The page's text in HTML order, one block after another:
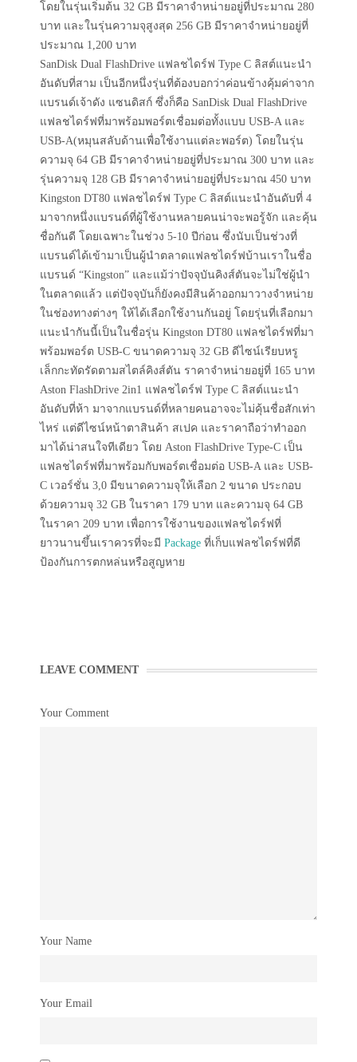
โดยในรุ่นเริ่มต้น 32 GB มีราคาจำหน่ายอยู่ที่ประมาณ 280
บาท และในรุ่นความจุสูงสุด 256 GB มีราคาจำหน่ายอยู่ที่
ประมาณ 1,200 บาท
SanDisk Dual FlashDrive แฟลชไดร์ฟ Type C ลิสต์แนะนำ
อันดับที่สาม เป็นอีกหนึ่งรุ่นที่ต้องบอกว่าค่อนข้างคุ้มค่าจาก
แบรนด์เจ้าดัง แซนดิสก์ ซึ่งก็คือ SanDisk Dual FlashDrive
แฟลชไดร์ฟที่มาพร้อมพอร์ตเชื่อมต่อทั้งแบบ USB-A และ
USB-A(หมุนสลับด้านเพื่อใช้งานแต่ละพอร์ต) โดยในรุ่น
ความจุ 64 GB มีราคาจำหน่ายอยู่ที่ประมาณ 300 บาท และ
รุ่นความจุ 128 GB มีราคาจำหน่ายอยู่ที่ประมาณ 450 บาท
Kingston DT80 แฟลชไดร์ฟ Type C ลิสต์แนะนำอันดับที่ 4
มาจากหนึ่งแบรนด์ที่ผู้ใช้งานหลายคนน่าจะพอรู้จัก และคุ้น
ชื่อกันดี โดยเฉพาะในช่วง 5-10 ปีก่อน ซึ่งนับเป็นช่วงที่
แบรนด์ได้เข้ามาเป็นผู้นำตลาดแฟลชไดร์ฟบ้านเราในชื่อ
แบรนด์ “Kingston” และแม้ว่าปัจจุบันคิงส์ตันจะไม่ใช่ผู้นำ
ในตลาดแล้ว แต่ปัจจุบันก็ยังคงมีสินค้าออกมาวางจำหน่าย
ในช่องทางต่างๆ ให้ได้เลือกใช้งานกันอยู่ โดยรุ่นที่เลือกมา
แนะนำกันนี้เป็นในชื่อรุ่น Kingston DT80 แฟลชไดร์ฟที่มา
พร้อมพอร์ต USB-C ขนาดความจุ 32 GB ดีไซน์เรียบหรู
เล็กกะทัดรัดตามสไตล์คิงส์ตัน ราคาจำหน่ายอยู่ที่ 165 บาท
Aston FlashDrive 2in1 แฟลชไดร์ฟ Type C ลิสต์แนะนำ
อันดับที่ห้า มาจากแบรนด์ที่หลายคนอาจจะไม่คุ้นชื่อสักเท่า
ไหร่ แต่ดีไซน์หน้าตาสินค้า สเปค และราคาถือว่าทำออก
มาได้น่าสนใจทีเดียว โดย Aston FlashDrive Type-C เป็น
แฟลชไดร์ฟที่มาพร้อมกับพอร์ตเชื่อมต่อ USB-A และ USB-
C เวอร์ชั่น 3,0 มีขนาดความจุให้เลือก 2 ขนาด ประกอบ
ด้วยความจุ 32 GB ในราคา 179 บาท และความจุ 64 GB
ในราคา 209 บาท เพื่อการใช้งานของแฟลชไดร์ฟที่
ยาวนานขึ้นเราควรที่จะมี Package ที่เก็บแฟลชไดร์ฟที่ดี
ป้องกันการตกหล่นหรือสูญหาย
LEAVE COMMENT
Your Comment
Your Name
Your Email